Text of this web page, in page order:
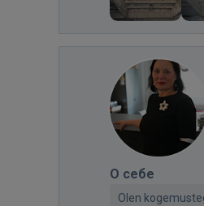
О себе
Olen